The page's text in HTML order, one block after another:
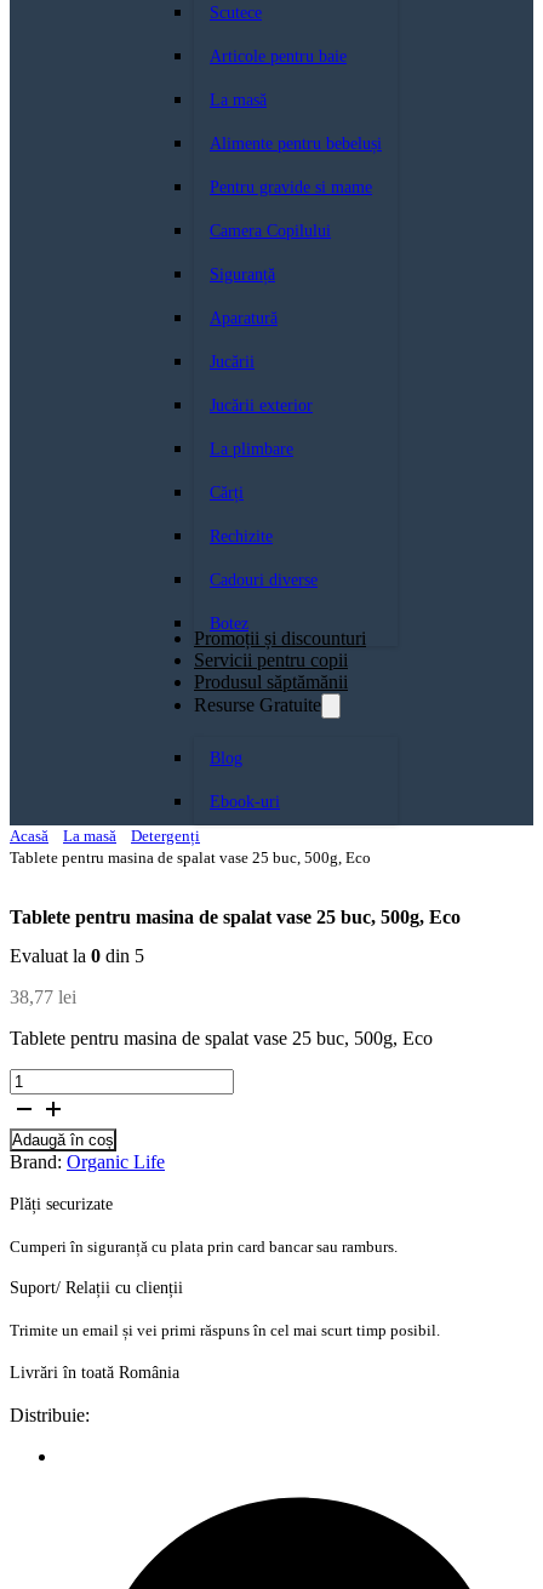
Scutece
Articole pentru baie
La masă
Alimente pentru bebeluși
Pentru gravide si mame
Camera Copilului
Siguranță
Aparatură
Jucării
Jucării exterior
La plimbare
Cărți
Rechizite
Cadouri diverse
Botez
Promoții și discounturi
Servicii pentru copii
Produsul săptămănii
Resurse Gratuite
Blog
Ebook-uri
Acasă
La masă
Detergenți
Tablete pentru masina de spalat vase 25 buc, 500g, Eco
Tablete pentru masina de spalat vase 25 buc, 500g, Eco
Evaluat la 0 din 5
38,77 lei
Tablete pentru masina de spalat vase 25 buc, 500g, Eco
Cantitate
Tablete
pentru
masina
de
vase
buc,
Eco
Adaugă în coș
Brand: Organic Life
Plăți securizate
Cumperi în siguranță cu plata prin card bancar sau ramburs.
Suport/ Relații cu clienții
Trimite un email și vei primi răspuns în cel mai scurt timp posibil.
Livrări în toată România
Distribuie: